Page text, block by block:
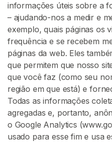
informações úteis sobre a
– ajudando-nos a medir e
exemplo, quais páginas os
frequência e se recebem
páginas da web. Eles
que permitem que nosso
que você faz (como seu
região em que está) e
Todas as informações
agregadas e, portanto,
o Google Analytics
usado para esse fim e usa
D
o
m
i
n
a
ç
ã
o
D
e